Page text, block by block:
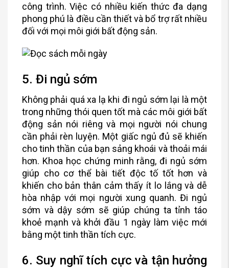
công trình. Việc có nhiều kiến thức đa dạng
phong phú là điều cần thiết và bổ trợ rất nhiều
đối với mọi môi giới bất động sản.
5. Đi ngủ sớm
Không phải quá xa lạ khi đi ngủ sớm lại là một
trong những thói quen tốt mà các môi giới bất
động sản nói riêng và mọi người nói chung
cần phải rèn luyện. Một giấc ngủ đủ sẽ khiến
cho tinh thần của bạn sảng khoái và thoải mái
hơn. Khoa học chứng minh rằng, đi ngủ sớm
giúp cho cơ thể bài tiết độc tố tốt hơn và
khiến cho bản thân cảm thấy ít lo lắng và dễ
hòa nhập với mọi người xung quanh. Đi ngủ
sớm và dậy sớm sẽ giúp chúng ta tỉnh táo
khoẻ mạnh và khởi đầu 1 ngày làm việc mới
bằng một tinh thần tích cực.
6. Suy nghĩ tích cực và tận hưởng